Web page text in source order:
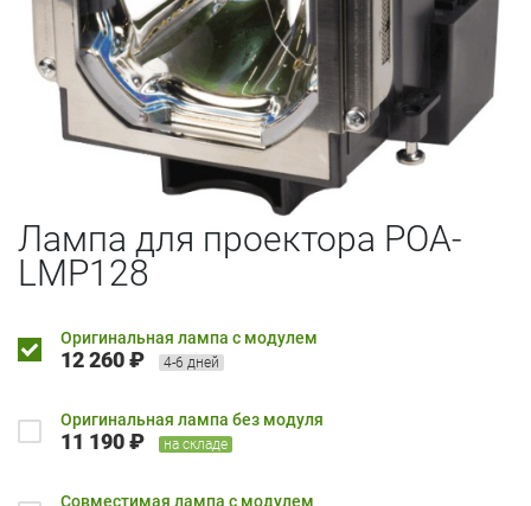
Лампа для проектора POA-
LMP128
Оригинальная лампа с модулем
12 260 ₽ 4-6 дней
Оригинальная лампа без модуля
11 190 ₽ на складе
Совместимая лампа с модулем